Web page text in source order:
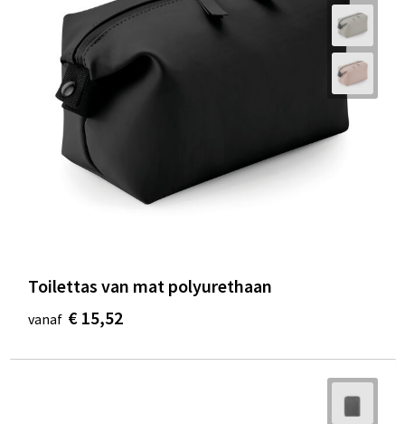
Toilettas van mat polyurethaan
vanaf € 15,52